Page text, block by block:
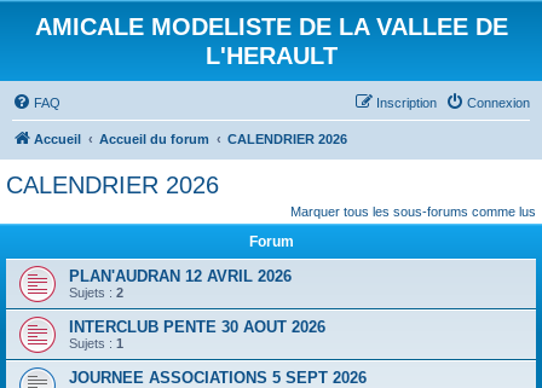
AMICALE MODELISTE DE LA VALLEE DE
L'HERAULT
FAQ Connexion
Inscription
Accueil Accueil du forum CALENDRIER 2026
CALENDRIER 2026
Marquer tous les sous-forums comme lus
Forum
PLAN'AUDRAN 12 AVRIL 2026
Sujets : 2
INTERCLUB PENTE 30 AOUT 2026
Sujets : 1
JOURNEE ASSOCIATIONS 5 SEPT 2026